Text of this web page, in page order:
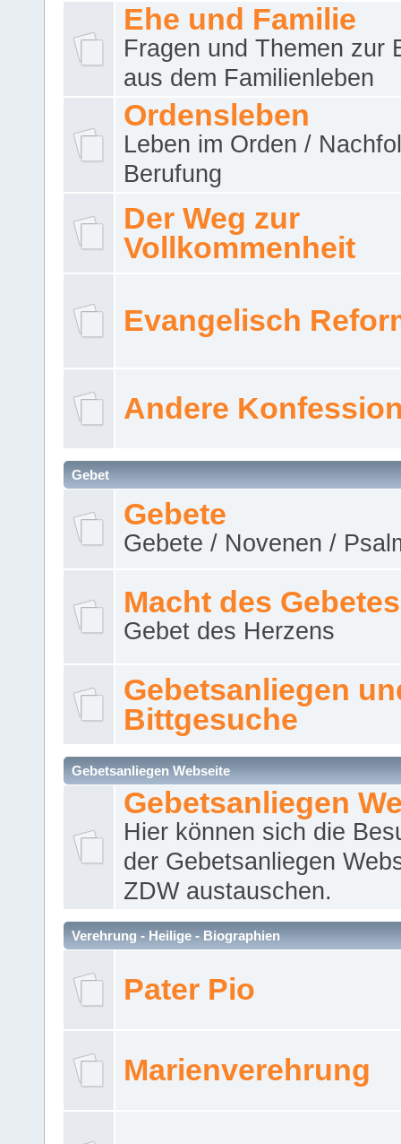
Ehe und Familie
Fragen und Themen zur
aus dem Familienleben
Ordensleben
Leben im Orden /
Berufung
Der Weg zur
Vollkommenheit
Evangelisch
Andere
Gebet
Gebete
Gebete / Novenen /
Macht des Gebetes
Gebet des Herzens
Gebetsanliegen
Bittgesuche
Gebetsanliegen Webseite
Gebetsanliegen
Hier können sich die
der Gebetsanliegen
ZDW austauschen.
Verehrung - Heilige - Biographien
Pater Pio
Marienverehrung